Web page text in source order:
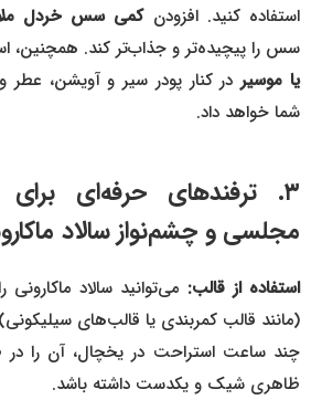
استفاده کنید. افزودنکمی سس خردل ملایم
سس را پیچیده‌تر و جذاب‌تر کند. همچنین،
یا موسیردر کنار پودر سیر و آویشن، عطر
شما خواهد داد.
۳. ترفندهای حرفه‌ای برای
مجلسی و چشم‌نواز سالاد
استفاده از قالب:می‌توانید سالاد ماکارونی
(مانند قالب کمربندی یا قالب‌های
چند ساعت استراحت در یخچال، آن را در
ظاهری شیک و یکدست داشته باشد.